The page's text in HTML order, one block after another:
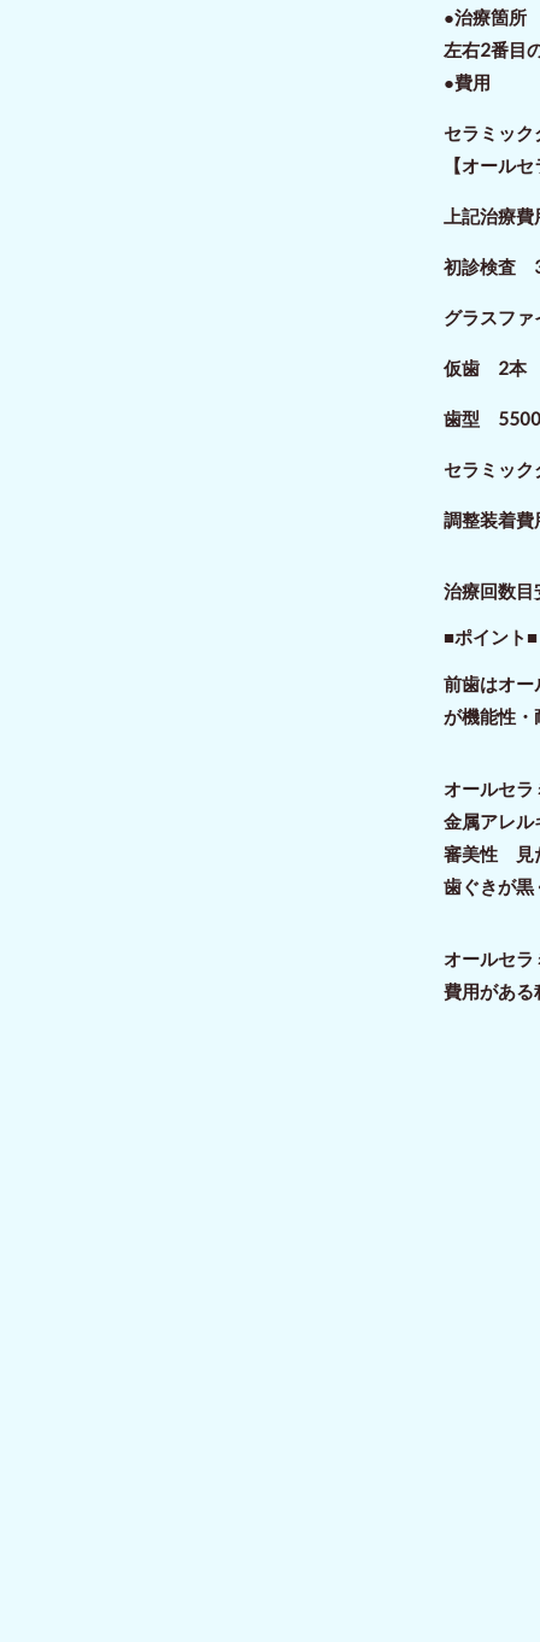
●治療箇
左右2番目
●費用
セラミ
【オール
上記治療
初診検査
グラスフ
仮歯 2
歯型 5500
セラミッ
調整装
治療回数
■ポイント■
前歯はオー
が機能性・
オールセ
金属アレル
審美性 見
歯ぐきが黒
オールセ
費用がある